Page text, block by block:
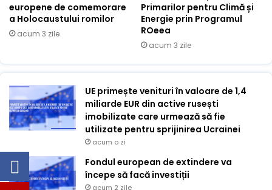
europene de comemorare
a Holocaustului romilor
acum 3 zile
Primarilor pentru Climă și
Energie prin Programul
ROeea
acum 3 zile
UE primește venituri în valoare de 1,4
miliarde EUR din active rusești
imobilizate care urmează să fie
utilizate pentru sprijinirea Ucrainei
acum o zi
Fondul european de extindere va
începe să facă investiții
acum 2 zile